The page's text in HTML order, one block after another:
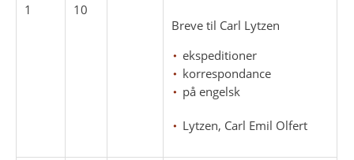
1
10
Breve til Carl Lytzen
ekspeditioner
korrespondance
på engelsk
Lytzen, Carl Emil Olfert